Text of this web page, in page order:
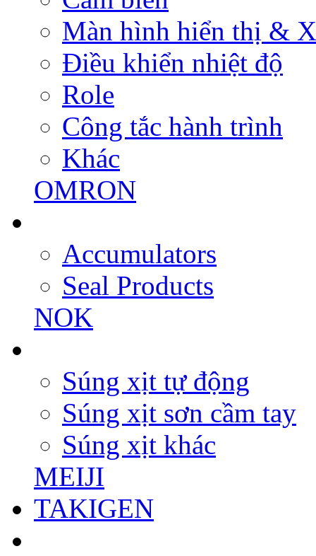
Màn hình hiển thị &
Điều khiển nhiệt độ
Role
Công tắc hành trình
Khác
OMRON
Accumulators
Seal Products
NOK
Súng xịt tự động
Súng xịt sơn cầm tay
Súng xịt khác
MEIJI
TAKIGEN